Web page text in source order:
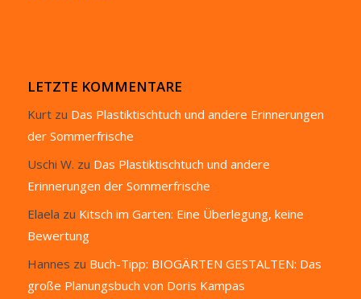
LETZTE KOMMENTARE
Kurtzu Das Plastiktischtuch und andere Erinnerungen
der Sommerfrische
Uschi W. zu Das Plastiktischtuch und andere
Erinnerungen der Sommerfrische
Elaela zu Kitsch im Garten: Eine Überlegung, keine
Bewertung
Hannes zu Buch-Tipp: BIOGÄRTEN GESTALTEN: Das
große Planungsbuch von Doris Kampas